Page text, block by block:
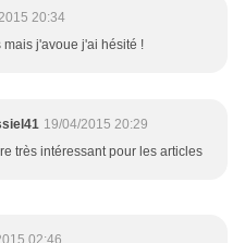
20:34
j'avoue j'ai hésité !
19/04/2015 20:29
très intéressant pour les articles
02:46